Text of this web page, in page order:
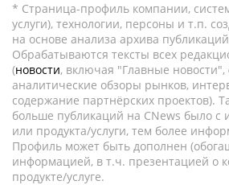
* Страница-профиль компании,
услуги), технологии, персоны и т.п.
на основе анализа архива
Обрабатываются тексты всех
(новости, включая "Главные новости",
аналитические обзоры рынков,
содержание партнёрских проектов).
больше публикаций на CNews было с
или продукта/услуги, тем более
Профиль может быть дополнен
информацией, в т.ч. презентацией о
продукте/услуге.